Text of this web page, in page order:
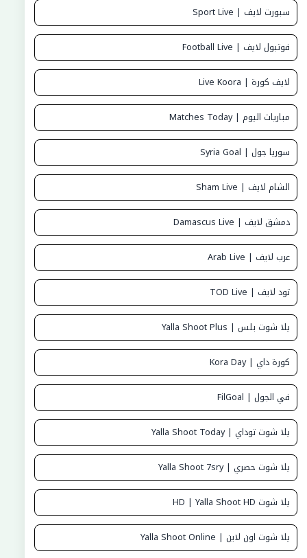
سبورت لايف | Sport Live
فوتبول لايف | Football Live
لايف كورة | Live Koora
مباريات اليوم | Matches Today
سوريا جول | Syria Goal
الشام لايف | Sham Live
دمشق لايف | Damascus Live
عرب لايف | Arab Live
تود لايف | TOD Live
يلا شوت بلس | Yalla Shoot Plus
كورة داي | Kora Day
في الجول | FilGoal
يلا شوت توداي | Yalla Shoot Today
يلا شوت حصري | Yalla Shoot 7sry
يلا شوت HD | Yalla Shoot HD
يلا شوت اون لاين | Yalla Shoot Online